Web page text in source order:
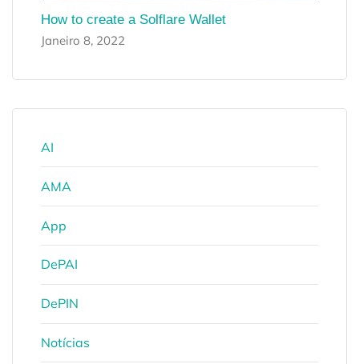
How to create a Solflare Wallet
Janeiro 8, 2022
AI
AMA
App
DePAI
DePIN
Notícias